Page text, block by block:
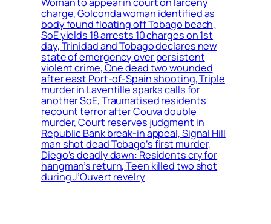
charge, Golconda woman identified as
body found floating off Tobago beach,
SoE yields 18 arrests 10 charges on 1st
day, Trinidad and Tobago declares new
state of emergency over persistent
violent crime, One dead two wounded
after east Port-of-Spain shooting, Triple
murder in Laventille sparks calls for
another SoE, Traumatised residents
recount terror after Couva double
murder, Court reserves judgment in
Republic Bank break-in appeal, Signal Hill
man shot dead Tobago’s first murder,
Diego’s deadly dawn: Residents cry for
hangman’s return, Teen killed two shot
during J’Ouvert revelry